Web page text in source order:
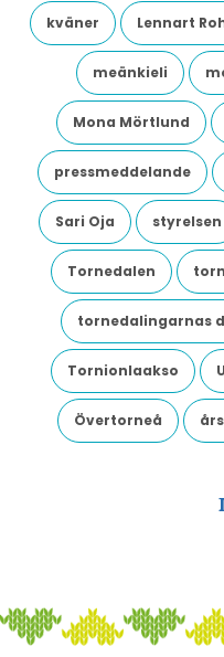
kväner Lennart
meänkieli
Mona Mörtlund
pressmeddelande
Sari Oja styrelsen
Tornedalen
tornedalingarnas
Tornionlaakso
Övertorneå